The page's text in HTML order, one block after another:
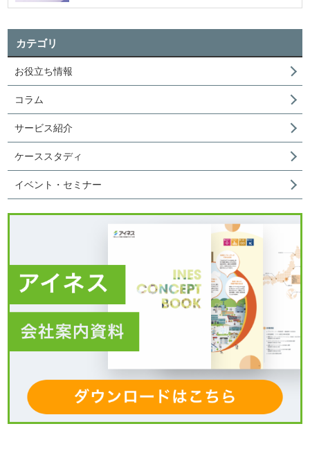
カテゴリ
お役立ち情報
コラム
サービス紹介
ケーススタディ
イベント・セミナー